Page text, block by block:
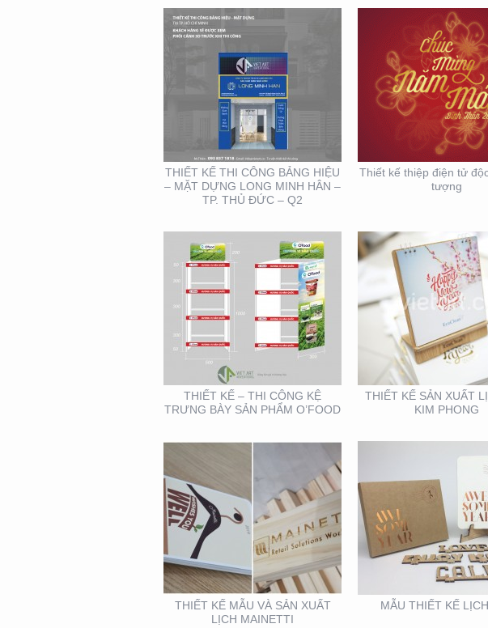
THIẾT KẾ THI CÔNG BẢNG HIỆU
– MẶT DỰNG LONG MINH HÂN –
TP. THỦ ĐỨC – Q2
Thiết kế thiệp điện tử
tượng
THIẾT KẾ – THI CÔNG
KỆ TRƯNG BÀY SẢN
PHẨM O’FOOD
THIẾT KẾ – THI CÔNG KỆ
TRƯNG BÀY SẢN PHẨM O’FOOD
THIẾT KẾ SẢN
LỊCH TẾT KIM
THIẾT KẾ SẢN XUẤT
KIM PHONG
THIẾT KẾ MẪU VÀ SẢN
XUẤT LỊCH MAINETTI
THIẾT KẾ MẪU VÀ SẢN XUẤT
LỊCH MAINETTI
MẪU THIẾT KẾ
TẾT
MẪU THIẾT KẾ
BOOTH TRIỂN LÃM
CITIGYM ( TẠI HỘI CHỢ
EXPO_NOVOLAND)
VIFA EXPO 2020
VẤN THIẾT KẾ
CÔNG GIAN
TRIỂN LÃM